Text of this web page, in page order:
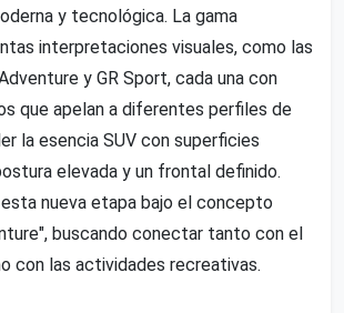
y tecnológica. La gama
interpretaciones visuales, como las
y GR Sport, cada una con
que apelan a diferentes perfiles de
la esencia SUV con superficies
elevada y un frontal definido.
nueva etapa bajo el concepto
buscando conectar tanto con el
con las actividades recreativas.